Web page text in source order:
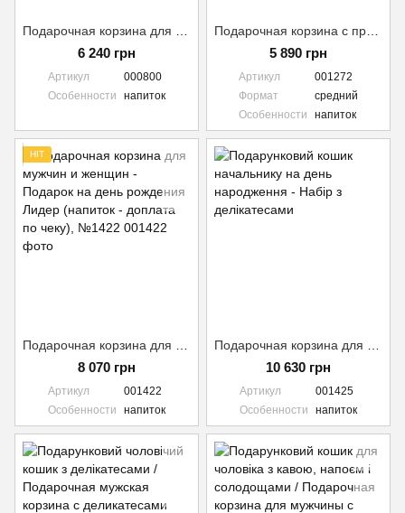
6 240 грн
Артикул
000800
Особенности
напиток
5 890 грн
Артикул
001272
Формат
средний
Особенности
напиток
HIT
8 070 грн
Артикул
001422
Особенности
напиток
10 630 грн
Артикул
001425
Особенности
напиток